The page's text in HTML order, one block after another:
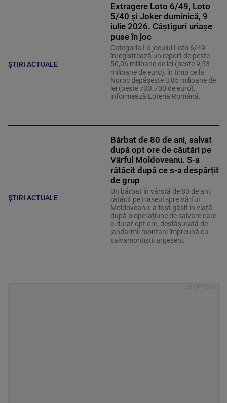
ȘTIRI ACTUALE
Extragere Loto 6/49, Loto
5/40 și Joker duminică, 9
iulie 2026. Câștiguri uriașe
puse în joc
Categoria I a jocului Loto 6/49
înregistrează un report de peste
50,06 milioane de lei (peste 9,53
milioane de euro), în timp ce la
Noroc depăşeşte 3,85 milioane de
lei (peste 733.700 de euro),
informează Loteria Română.
ȘTIRI ACTUALE
Bărbat de 80 de ani, salvat
după opt ore de căutări pe
Vârful Moldoveanu. S-a
rătăcit după ce s-a despărțit
de grup
Un bărbat în vârstă de 80 de ani,
rătăcit pe traseul spre Vârful
Moldoveanu, a fost găsit în viață
după o operațiune de salvare care
a durat opt ore, desfășurată de
jandarmii montani împreună cu
salvamontiștii argeșeni.